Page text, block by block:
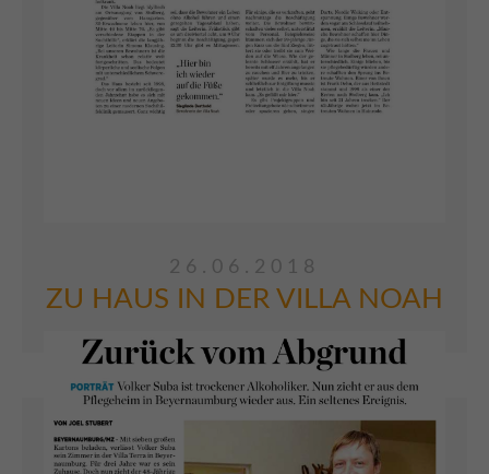
ARTIKEL LESEN
26.06.2018
ZU HAUS IN DER VILLA NOAH
20 Jahre Villa Noah. Die MZ berichtet über
das Jubiläum.